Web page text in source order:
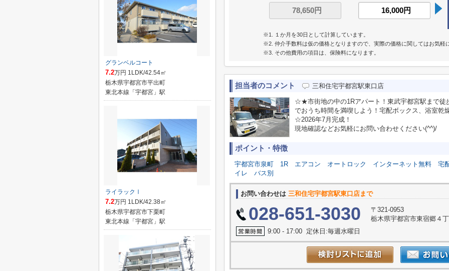
※1. １か月を30日として計算しています。
※2. 仲介手数料は仮の価格となりますので、実際の価格に関してはお気軽
※3. その他費用の項目は、保険料になります。
担当者のコメント 三和住宅宇都宮駅東口店
☆★市街地の中の1Rアパート！東武宇都宮駅まで
でおうち時間を満喫しよう！宅配ボックス、浴室乾
☆2026年7月完成！
現地確認などお気軽にお問い合わせください(^^)/
ポイント・特徴
宇都宮市泉町 1R エアコン オートロック インターネット無料
宅
イレ
バス別
お問い合わせは 三和住宅宇都宮駅東口店まで
028-651-3030
〒321-0953
栃木県宇都宮市東宿郷４
9:00 - 17:00 定休日:毎週水曜日
グランベルコート
7.2万円 1LDK/42.54㎡
栃木県宇都宮市平出町
東北本線「宇都宮」駅
ライラックⅠ
7.2万円 1LDK/42.38㎡
栃木県宇都宮市下栗町
東北本線「宇都宮」駅